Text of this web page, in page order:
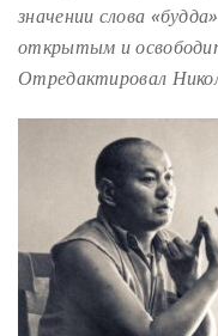
значении слова
открытым и
Отредактировал